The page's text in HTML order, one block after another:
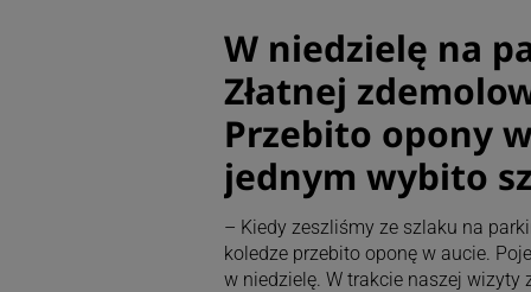
W niedzielę na
Złatnej
Przebito opony
jednym wybito
– Kiedy zeszliśmy ze szlaku na
koledze przebito oponę w aucie.
w niedzielę. W trakcie naszej wizyty